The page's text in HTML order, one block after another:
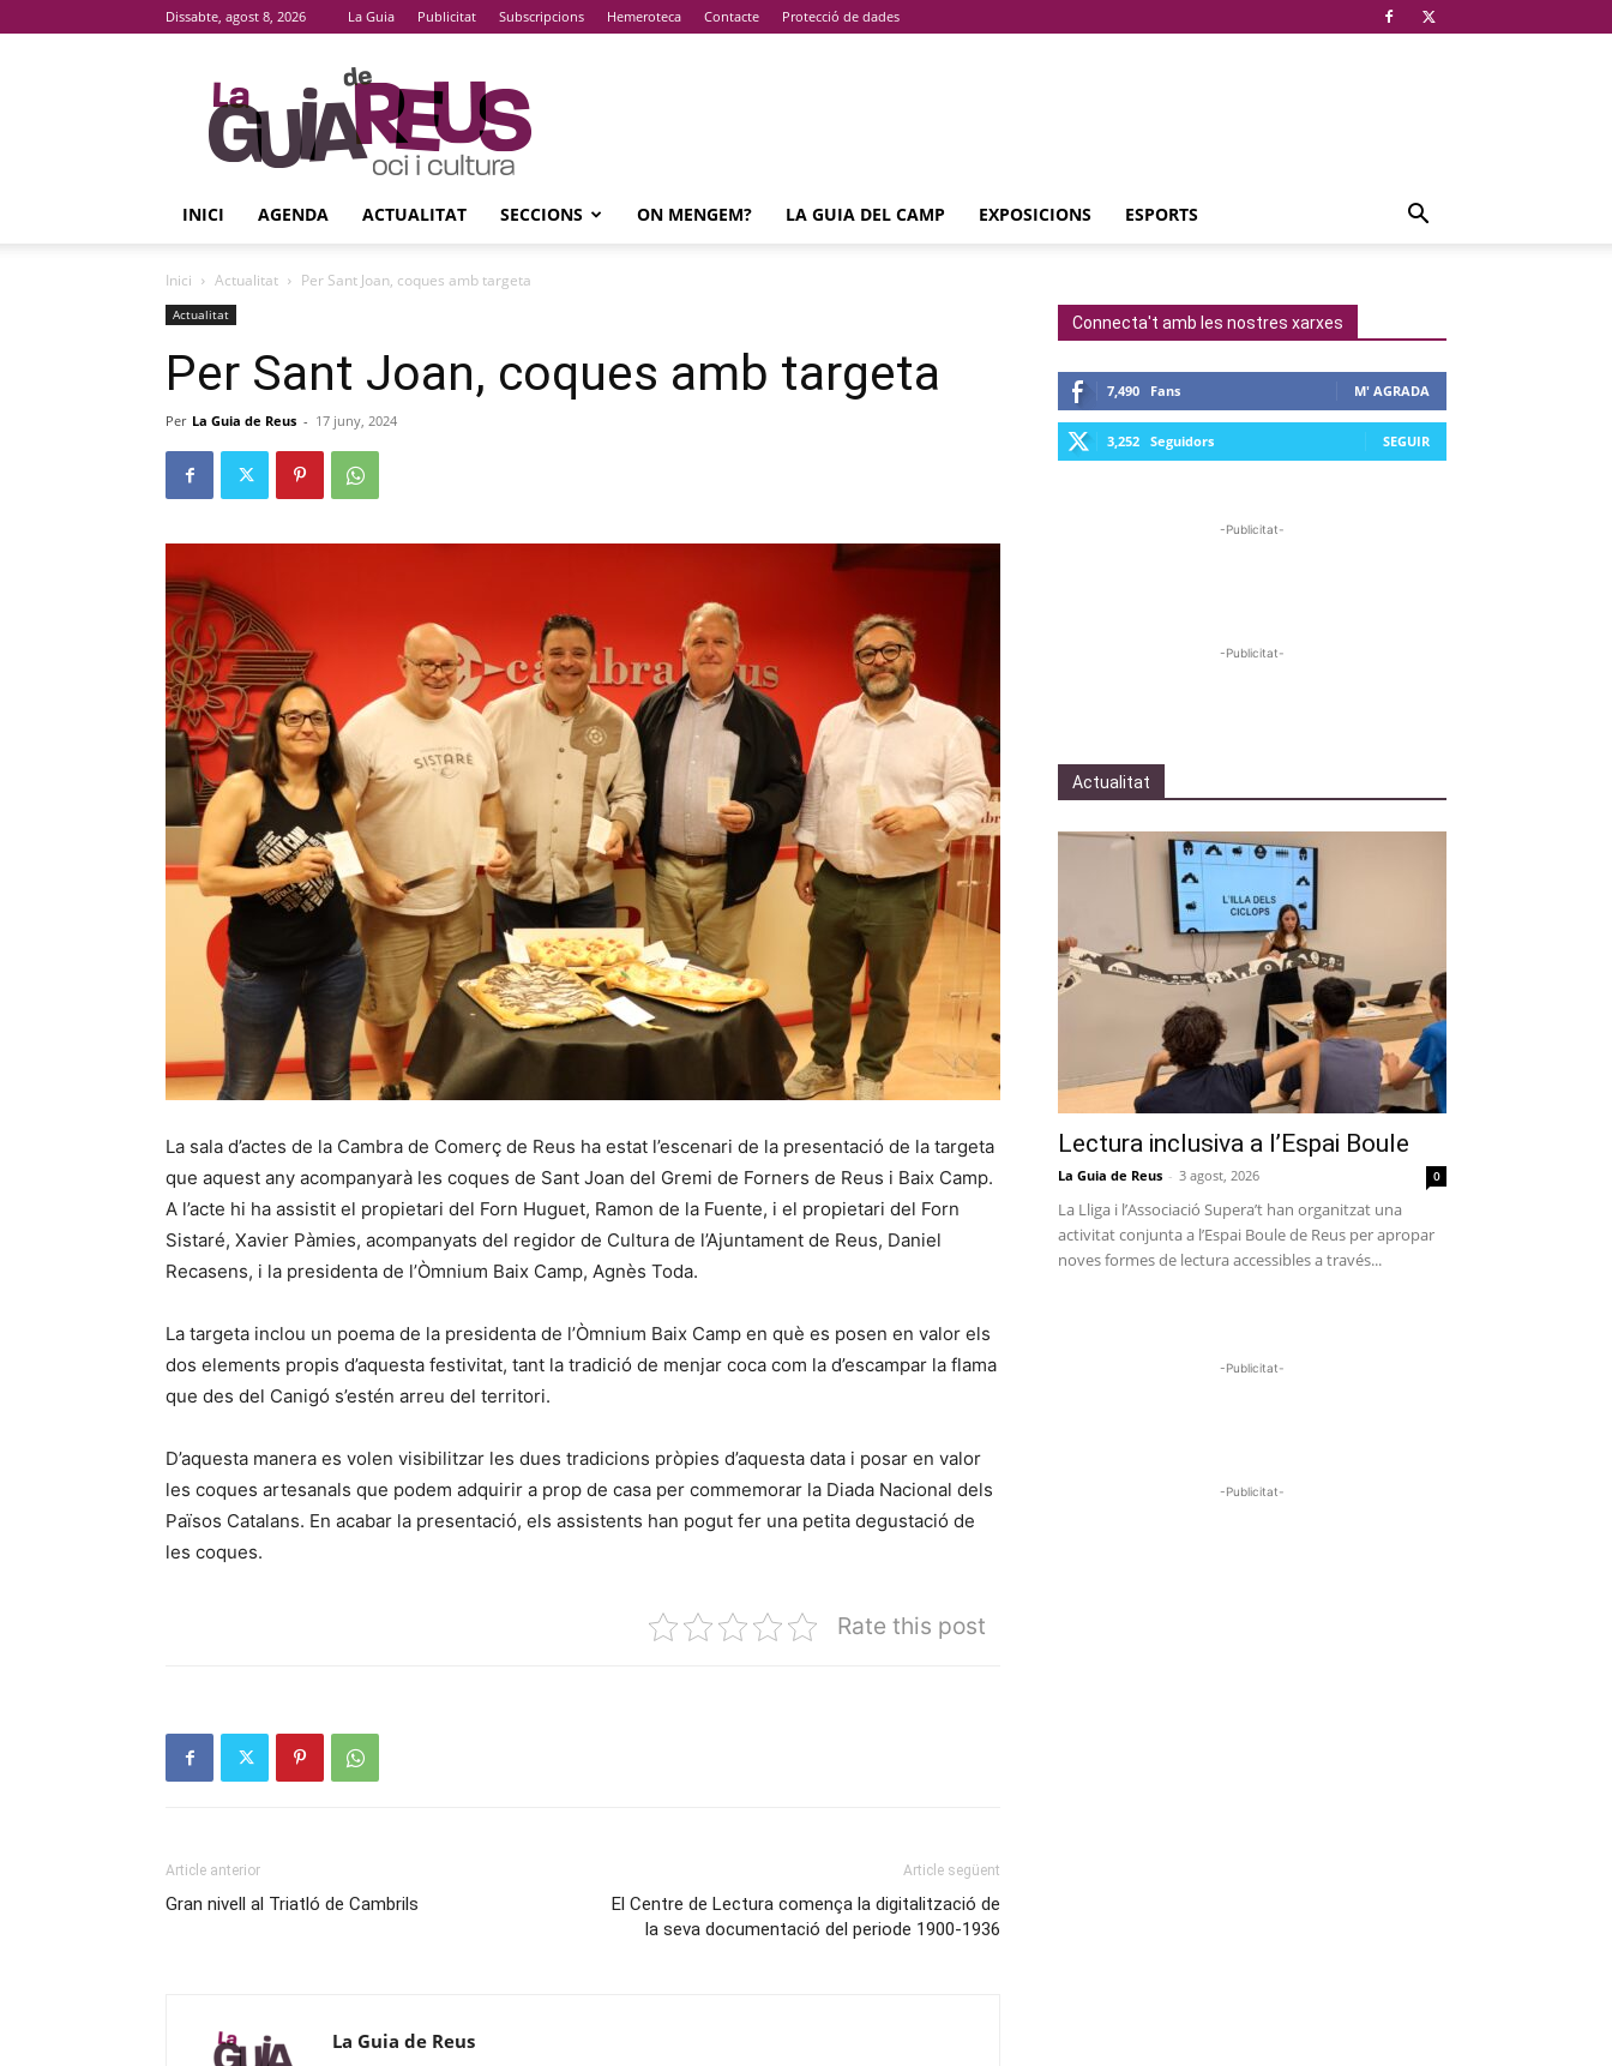
Dissabte, agost 8, 2026 La Guia Publicitat Subscripcions Hemeroteca Contacte Protecció de dades
La
Guia
De
Reus
INICI AGENDA ACTUALITAT SECCIONS ON MENGEM? LA GUIA DEL CAMP EXPOSICIONS ESPORTS
Inici Actualitat Per Sant Joan, coques amb targeta
Actualitat
Per Sant Joan, coques amb targeta
Per La Guia de Reus - 17 juny, 2024
La sala d’actes de la Cambra de Comerç de Reus ha estat l’escenari de la presentació de la targeta
que aquest any acompanyarà les coques de Sant Joan del Gremi de Forners de Reus i Baix Camp.
A l’acte hi ha assistit el propietari del Forn Huguet, Ramon de la Fuente, i el propietari del Forn
Sistaré, Xavier Pàmies, acompanyats del regidor de Cultura de l’Ajuntament de Reus, Daniel
Recasens, i la presidenta de l’Òmnium Baix Camp, Agnès Toda.
La targeta inclou un poema de la presidenta de l’Òmnium Baix Camp en què es posen en valor els
dos elements propis d’aquesta festivitat, tant la tradició de menjar coca com la d’escampar la flama
que des del Canigó s’estén arreu del territori.
D’aquesta manera es volen visibilitzar les dues tradicions pròpies d’aquesta data i posar en valor
les coques artesanals que podem adquirir a prop de casa per commemorar la Diada Nacional dels
Països Catalans. En acabar la presentació, els assistents han pogut fer una petita degustació de
les coques.
Rate this post
Article anterior
Gran nivell al Triatló de Cambrils
Article següent
El Centre de Lectura comença la digitalització de
la seva documentació del periode 1900-1936
La Guia de Reus
Connecta't amb les nostres xarxes
7,490 Fans M' AGRADA
3,252 Seguidors SEGUIR
-Publicitat-
-Publicitat-
Actualitat
Lectura inclusiva a l’Espai Boule
La Guia de Reus - 3 agost, 2026 0
La Lliga i l’Associació Supera’t han organitzat una
activitat conjunta a l’Espai Boule de Reus per apropar
noves formes de lectura accessibles a través...
-Publicitat-
-Publicitat-